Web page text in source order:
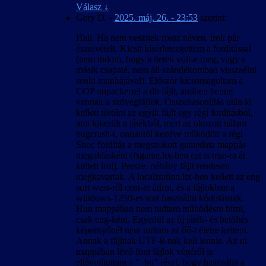
A 4:3-tól eltérő képarány okozta hibák javítva.
A kimerítő módszerkeresés és sokszori
időzítési hibák bizonyos esetekben, különösen
a rendszerindítás utáni első videó
lejátszásakor.
Hogy elkerüljük a játék váratlan kilépését,
fagyását és nem megfelelő viselkedését, a
felirattal lejátszott videók közben az Esc
billentyű le van tiltva, tehát (a játék bevezető
videóját kivéve) nem lehet őket leállítani.
2007. április 25. – v1.00
A magyar szöveg a játék 1.0001-es változata
alapján készült.
Igyekeztünk megőrizni a hibamentességet az
1.0000-ás változattal is.
Ez a honosítás a játékállások betölthetőségét
nem befolyásolja, de a betöltött játékban
előfordulhatnak anomáliák a nevek körül is.
Ennek oka valószínűleg az lehet, hogy az új
játék kezdésekor érvényes nyelven kiosztott
névsor és a megszerzett rejtekhely-leírások
belekerülnek a kimentett játékállásba. A
Válasz ↓
Gery D. - 2025. máj. 26. - 23:53 szerint:
Hali. Ha nem veszitek rossz néven, írok pár
észrevételt. Kicsit kísérletezgettem a fordítással
(nem tudom, hogy a tietek volt-e meg, vagy a
másik csapaté, nem áll szándékomban visszaélni
senki munkájával). Először kicsomagoltam a
COP unpackerrel a db fájlt, amiben benne
vannak a szövegfájlok. Összehasonlítás után ki
kellett törölni az egyik fájlt egy régi fordításból,
ami kikerült a játékból, mert az okozott nálam
bugcrash-t, onnantól kezdve működött a régi
Shoc fordítás a megszokott gamedata mappás
megoldásként (fsgame.ltx-ben ezt is true-ra át
kellett írni). Persze, néhány fájlt rendesen
megkavartak. A localization.ltx-ben kellett az eng
sort west-ről cent-re átírni, és a fájlokban a
windows-1250-es sort használni kódolásnak.
Hun mappában nem tudtam működésre bírni,
csak eng-ként. Egyedül az új játék- és betöltés
képernyőnél nem tudtam az őű-t életre kelteni.
Annak a fájlnak UTF-8-nak kell lennie. Az ui
mappában lévő font fájlok végéről is
eltávolítottam a “_hu” részt, hogy használja a